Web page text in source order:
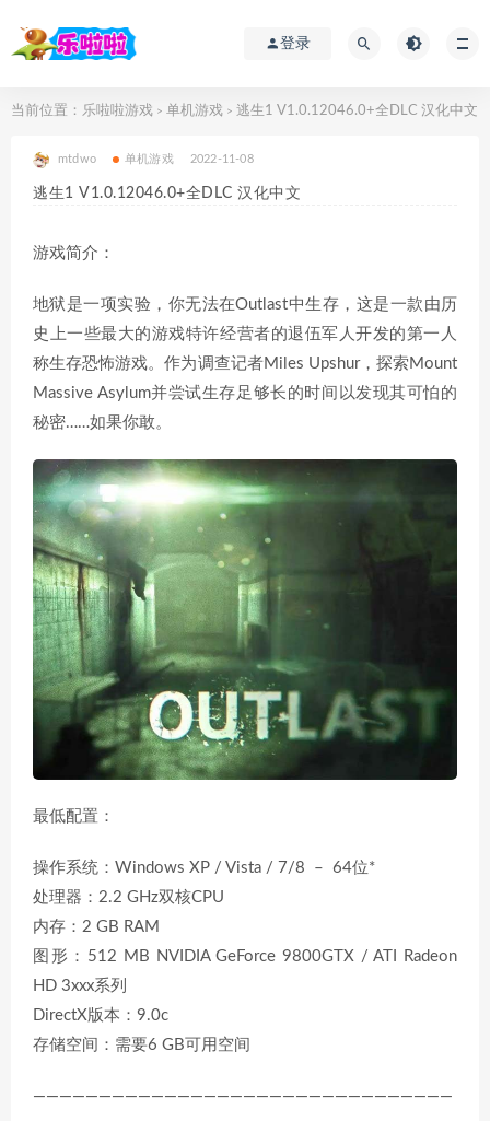
登录
当前位置： 乐啦啦游戏 > 单机游戏 > 逃生1 V1.0.12046.0+全DLC 汉化中文
mtdwo 单机游戏 2022-11-08
逃生1 V1.0.12046.0+全DLC 汉化中文
游戏简介：
地狱是一项实验，你无法在Outlast中生存，这是一款由历
史上一些最大的游戏特许经营者的退伍军人开发的第一人
称生存恐怖游戏。作为调查记者Miles Upshur，探索Mount
Massive Asylum并尝试生存足够长的时间以发现其可怕的
秘密……如果你敢。
最低配置：
操作系统：Windows XP / Vista / 7/8 – 64位*
处理器：2.2 GHz双核CPU
内存：2 GB RAM
图形：512 MB NVIDIA GeForce 9800GTX / ATI Radeon
HD 3xxx系列
DirectX版本：9.0c
存储空间：需要6 GB可用空间
————————————————————————————————